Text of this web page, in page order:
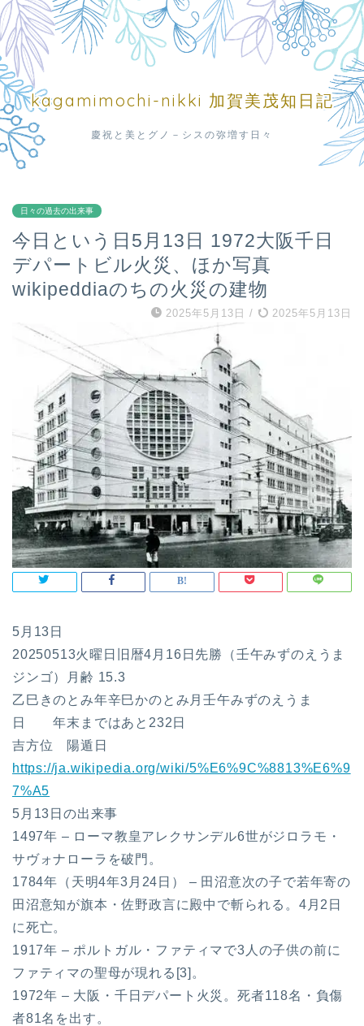
kagamimochi-nikki 加賀美茂知日記
慶祝と美とグノ－シスの弥増す日々
日々の過去の出来事
今日という日5月13日 1972大阪千日
デパートビル火災、ほか写真
wikipeddiaのちの火災の建物
2025年5月13日 / 2025年5月13日
5月13日
20250513火曜日旧暦4月16日先勝（壬午みずのえうま
ジンゴ）月齢 15.3
乙巳きのとみ年辛巳かのとみ月壬午みずのえうま
日 年末まではあと232日
吉方位 陽遁日
https://ja.wikipedia.org/wiki/5%E6%9C%8813%E6%9
7%A5
5月13日の出来事
1497年 – ローマ教皇アレクサンデル6世がジロラモ・
サヴォナローラを破門。
1784年（天明4年3月24日） – 田沼意次の子で若年寄の
田沼意知が旗本・佐野政言に殿中で斬られる。4月2日
に死亡。
1917年 – ポルトガル・ファティマで3人の子供の前に
ファティマの聖母が現れる[3]。
1972年 – 大阪・千日デパート火災。死者118名・負傷
者81名を出す。